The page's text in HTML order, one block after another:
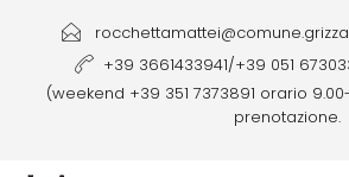
+39 3661433941/+39 051
(weekend +39 351 7373891 orario
prenotazione.